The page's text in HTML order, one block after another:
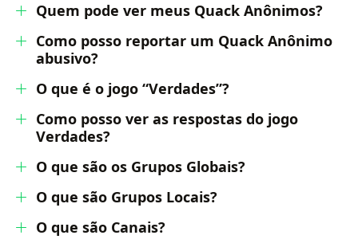
Quem pode ver meus Quack Anônimos?
Como posso reportar um Quack Anônimo
abusivo?
O que é o jogo “Verdades”?
Como posso ver as respostas do jogo
Verdades?
O que são os Grupos Globais?
O que são Grupos Locais?
O que são Canais?